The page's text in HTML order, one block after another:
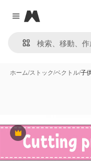
Close menu
Magnific
ホーム/ストック/ベクトル/子
Premium